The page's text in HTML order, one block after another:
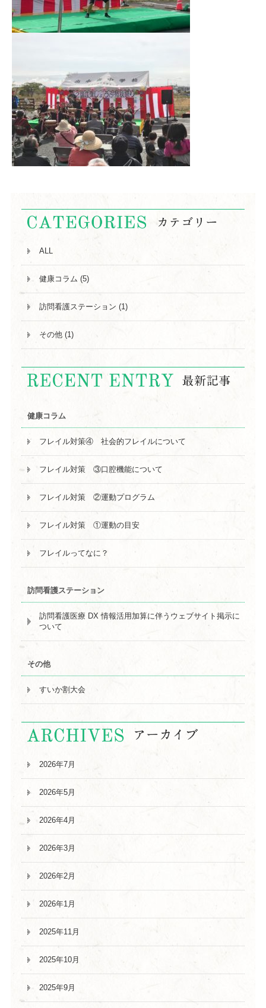
ALL
健康コラム (5)
訪問看護ステーション (1)
その他 (1)
健康コラム
フレイル対策④ 社会的フレイルについて
フレイル対策 ③口腔機能について
フレイル対策 ②運動プログラム
フレイル対策 ①運動の目安
フレイルってなに？
訪問看護ステーション
訪問看護医療 DX 情報活用加算に伴うウェブサイト掲示に
ついて
その他
すいか割大会
2026年7月
2026年5月
2026年4月
2026年3月
2026年2月
2026年1月
2025年11月
2025年10月
2025年9月